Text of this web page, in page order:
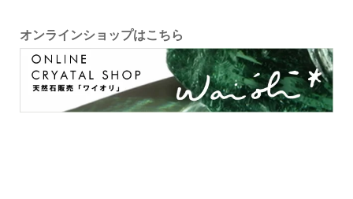
オンラインショップはこちら